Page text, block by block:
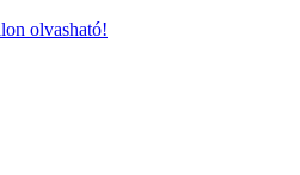
olvasható!